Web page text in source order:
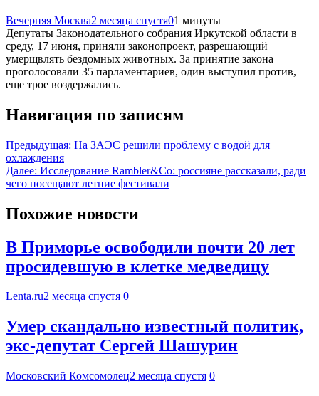
Вечерняя Москва2 месяца спустя01 минуты
Депутаты Законодательного собрания Иркутской области в
среду, 17 июня, приняли законопроект, разрешающий
умерщвлять бездомных животных. За принятие закона
проголосовали 35 парламентариев, один выступил против,
еще трое воздержались.
Навигация по записям
Предыдущая: На ЗАЭС решили проблему с водой для
охлаждения
Далее: Исследование Rambler&Co: россияне рассказали, ради
чего посещают летние фестивали
Похожие новости
В Приморье освободили почти 20 лет
просидевшую в клетке медведицу
Lenta.ru2 месяца спустя 0
Умер скандально известный политик,
экс-депутат Сергей Шашурин
Московский Комсомолец2 месяца спустя 0